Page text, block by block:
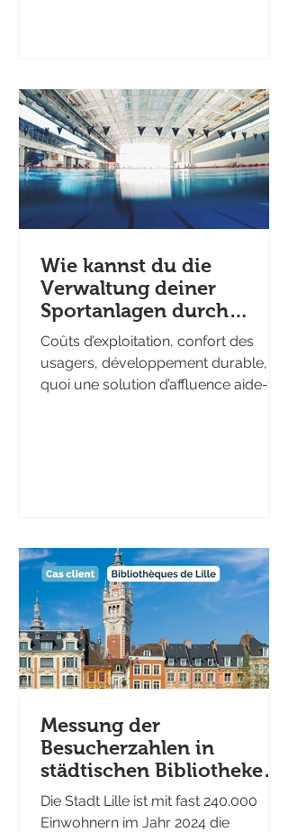
Wie kannst du die
Verwaltung deiner
Sportanlagen durch
Besucherzählung
verbessern?
Coûts d’exploitation, confort des
usagers, développement durable, en
quoi une solution d’affluence aide-t-
Messung der
Besucherzahlen in
städtischen Bibliotheken:
das Beispiel der
Mediatheken in Lille
Die Stadt Lille ist mit fast 240.000
Einwohnern im Jahr 2024 die